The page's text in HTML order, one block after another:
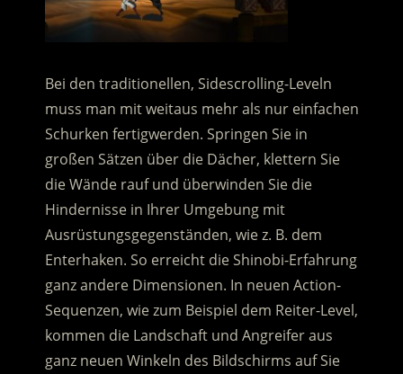
Bei den traditionellen, Sidescrolling-Leveln
muss man mit weitaus mehr als nur einfachen
Schurken fertigwerden. Springen Sie in
großen Sätzen über die Dächer, klettern Sie
die Wände rauf und überwinden Sie die
Hindernisse in Ihrer Umgebung mit
Ausrüstungsgegenständen, wie z. B. dem
Enterhaken. So erreicht die Shinobi-Erfahrung
ganz andere Dimensionen. In neuen Action-
Sequenzen, wie zum Beispiel dem Reiter-Level,
kommen die Landschaft und Angreifer aus
ganz neuen Winkeln des Bildschirms auf Sie